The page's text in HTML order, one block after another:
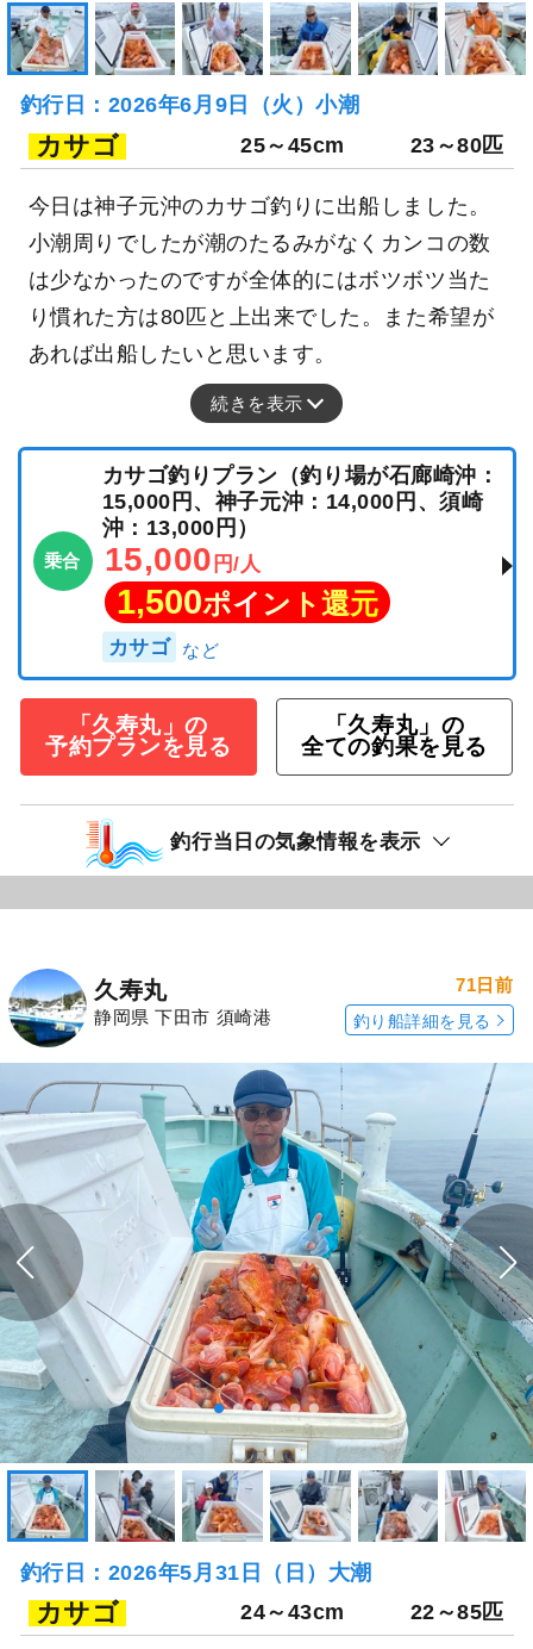
釣行日：2026年6月9日（火）小潮
カサゴ 25～45cm 23～80匹
今日は神子元沖のカサゴ釣りに出船しました。
小潮周りでしたが潮のたるみがなくカンコの数
は少なかったのですが全体的にはボツボツ当た
り慣れた方は80匹と上出来でした。また希望が
あれば出船したいと思います。
続きを表示
乗合
カサゴ釣りプラン（釣り場が石廊崎沖：
15,000円、神子元沖：14,000円、須崎
沖：13,000円）
15,000 円/人
1,500ポイント還元
カサゴ
「久寿丸」の
予約プランを見る
「久寿丸」の
全ての釣果を見る
釣行当日の気象情報を表示
久寿丸
静岡県 下田市 須崎港
71日前
釣り船詳細を見る
釣行日：2026年5月31日（日）大潮
カサゴ 24～43cm 22～85匹